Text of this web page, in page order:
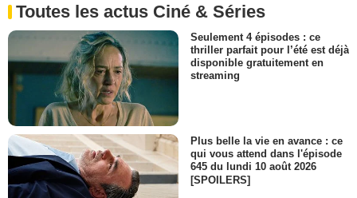
Toutes les actus Ciné & Séries
Seulement 4 épisodes : ce
thriller parfait pour l’été est déjà
disponible gratuitement en
streaming
Plus belle la vie en avance : ce
qui vous attend dans l'épisode
645 du lundi 10 août 2026
[SPOILERS]